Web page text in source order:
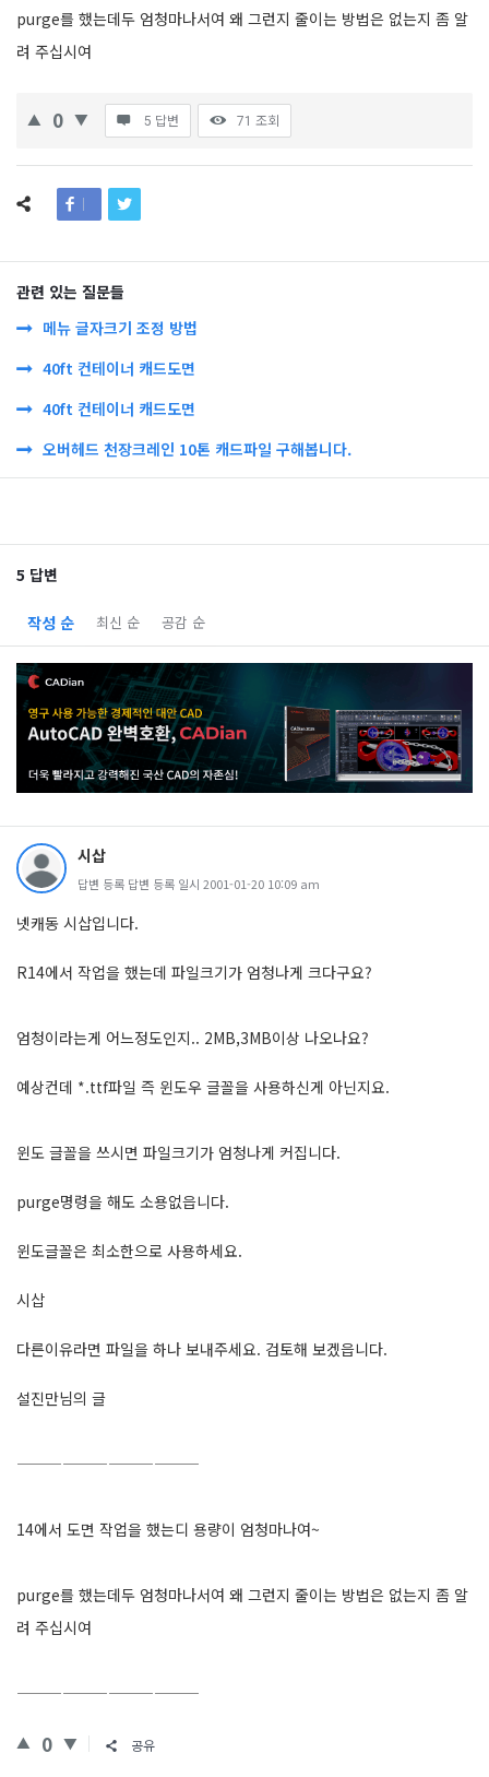
purge를 했는데두 엄청마나서여 왜 그런지 줄이는 방법은 없는지 좀 알
려 주십시여
0 5 답변 71 조회
관련 있는 질문들
메뉴 글자크기 조정 방법
40ft 컨테이너 캐드도면
40ft 컨테이너 캐드도면
오버헤드 천장크레인 10톤 캐드파일 구해봅니다.
5 답변
작성 순 최신 순 공감 순
시삽
답변 등록 답변 등록 일시 2001-01-20 10:09 am
넷캐동 시삽입니다.
R14에서 작업을 했는데 파일크기가 엄청나게 크다구요?
엄청이라는게 어느정도인지.. 2MB,3MB이상 나오나요?
예상컨데 *.ttf파일 즉 윈도우 글꼴을 사용하신게 아닌지요.
윈도 글꼴을 쓰시면 파일크기가 엄청나게 커집니다.
purge명령을 해도 소용없읍니다.
윈도글꼴은 최소한으로 사용하세요.
시삽
다른이유라면 파일을 하나 보내주세요. 검토해 보겠읍니다.
설진만님의 글
————————————
14에서 도면 작업을 했는디 용량이 엄청마나여~
purge를 했는데두 엄청마나서여 왜 그런지 줄이는 방법은 없는지 좀 알
려 주십시여
————————————
0 공유